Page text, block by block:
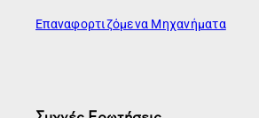
Επαναφορτιζόμενα Μηχανήματα